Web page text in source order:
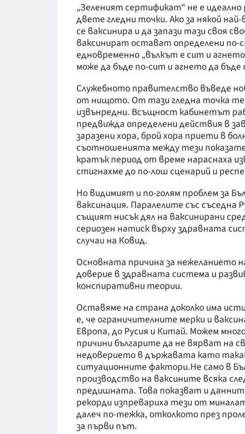
„Зеленият сертификат“ не е
двете гледни точки. Ако за някой
се ваксинира и да запази тази своя
ваксинират остават определени по-
едновременно „вълкът е сит и
може да бъде по-сит и агнето да бъде
Служебното правителство въведе
от нищото. От тази гледна точка те
извънредни. Всъщност кабинетът
предвижда определени действия в
заразени хора, брой хора приети в
съотношенията между тези
кратък период от време нараснаха
стигнахме до по-лош сценарий и
Но видимият и по-голям проблем за
ваксинация. Паралелите със съседна
същият нисък дял на ваксинирани
сериозен натиск върху здравната
случаи на Ковид.
Основната причина за нежеланието
доверие в здравната система и
конспиративни теории.
Оставяме на страна доколко има
е, че ограничителните мерки и
Европа, до Русия и Китай. Можем
причини българите да не вярват на
недоверието в държавата като
ситуационните фактори.Не само в
производство на ваксините всяка
предишната. Това показват и
рекорди изпревариха тези от
далеч по-тежка, отколкото през
за първи път.